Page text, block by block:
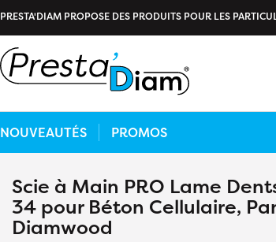
PRESTA'DIAM PROPOSE DES PRODUITS POUR LES
NOUVEAUTÉS PROMOS
Scie à Main PRO Lame
34 pour Béton Cellulaire,
Diamwood